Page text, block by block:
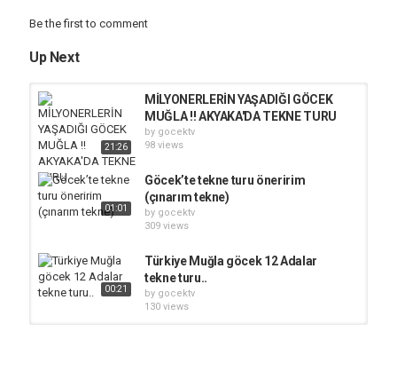
Be the first to comment
Up Next
21:26
MİLYONERLERİN YAŞADIĞI GÖCEK
MUĞLA !! AKYAKA'DA TEKNE TURU
by gocektv
98 views
01:01
Göcek’te tekne turu öneririm
(çınarım tekne)
by gocektv
309 views
00:21
Türkiye Muğla göcek 12 Adalar
tekne turu..
by gocektv
130 views